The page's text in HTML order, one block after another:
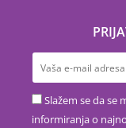
Slažem se da se
informiranja o